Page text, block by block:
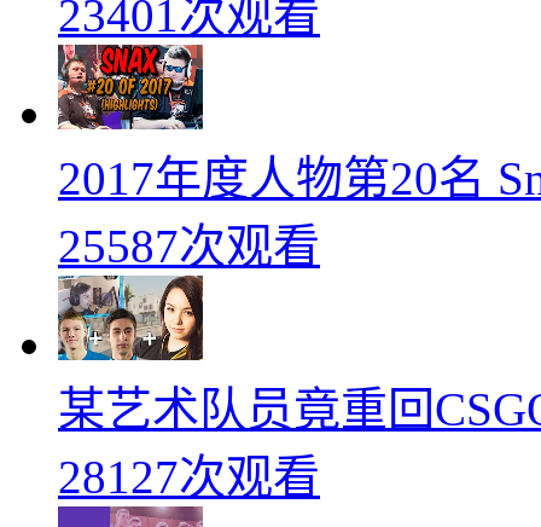
23401次观看
2017年度人物第20名
25587次观看
某艺术队员竟重回
28127次观看